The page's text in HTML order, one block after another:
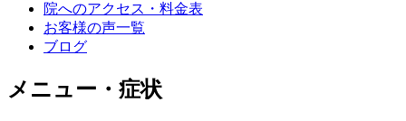
院へのアクセス・料金表
お客様の声一覧
ブログ
メニュー・症状